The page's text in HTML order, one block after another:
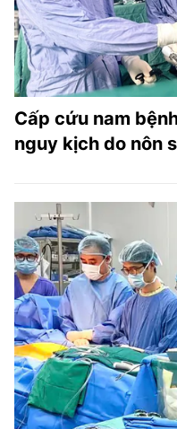
Cấp cứu nam
nguy kịch do nôn